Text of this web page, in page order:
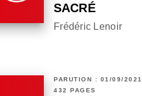
SACRÉ
Frédéric Lenoir
PARUTION : 01/09/2021
432 PAGES